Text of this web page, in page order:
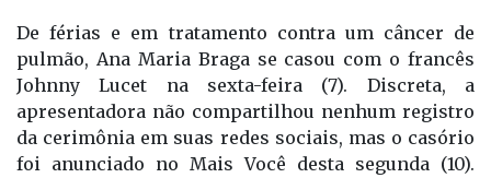
De férias e em tratamento contra um câncer de
pulmão, Ana Maria Braga se casou com o francês
Johnny Lucet na sexta-feira (7). Discreta, a
apresentadora não compartilhou nenhum registro
da cerimônia em suas redes sociais, mas o casório
foi anunciado no Mais Você desta segunda (10).